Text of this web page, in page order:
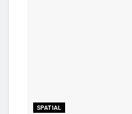
SPATIAL